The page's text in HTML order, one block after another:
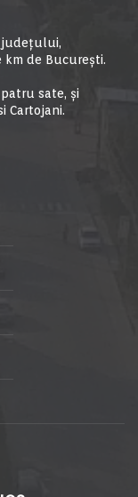
judeţului,
km de Bucureşti.
sate, și
Cartojani.